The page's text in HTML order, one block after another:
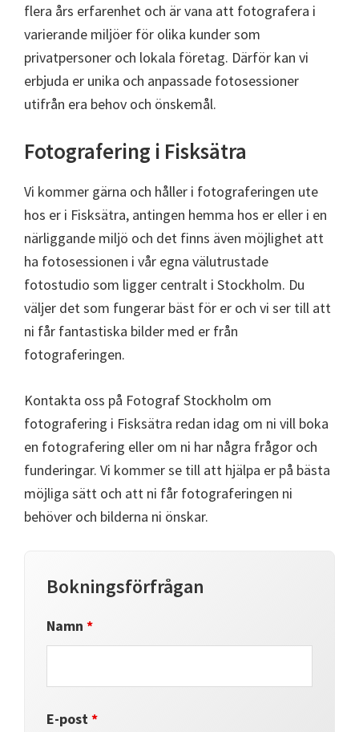
flera års erfarenhet och är vana att fotografera i
varierande miljöer för olika kunder som
privatpersoner och lokala företag. Därför kan vi
erbjuda er unika och anpassade fotosessioner
utifrån era behov och önskemål.
Fotografering i Fisksätra
Vi kommer gärna och håller i fotograferingen ute
hos er i Fisksätra, antingen hemma hos er eller i en
närliggande miljö och det finns även möjlighet att
ha fotosessionen i vår egna välutrustade
fotostudio som ligger centralt i Stockholm. Du
väljer det som fungerar bäst för er och vi ser till att
ni får fantastiska bilder med er från
fotograferingen.
Kontakta oss på Fotograf Stockholm om
fotografering i Fisksätra redan idag om ni vill boka
en fotografering eller om ni har några frågor och
funderingar. Vi kommer se till att hjälpa er på bästa
möjliga sätt och att ni får fotograferingen ni
behöver och bilderna ni önskar.
Bokningsförfrågan
Namn*
E-post*